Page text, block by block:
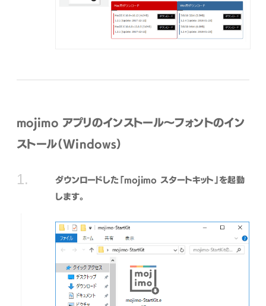
mojimo アプリのインストール〜フォントのイン
ストール（Windows）
ダウンロードした「mojimo スタートキット」を起動
します。